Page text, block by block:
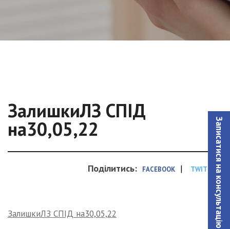
Записатися на консультацiю
ЗалишкиЛЗ СПІД
на30,05,22
Поділитись: FACEBOOK | TWITTER
ЗалишкиЛЗ СПІД на30,05,22